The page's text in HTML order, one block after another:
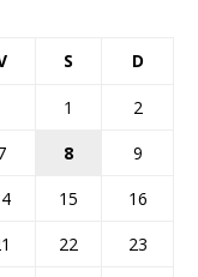
S D
1
2
8
9
15
16
22
23